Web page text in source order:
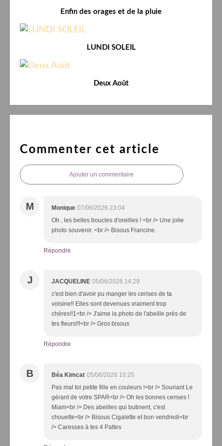
Enfin des orages et de la pluie
LUNDI SOLEIL
Deux Août
Commenter cet article
Ajouter un commentaire
M Monique 07/06/2026 23:04
Oh , les belles boucles d'oreilles ! <br /> Une jolie
photo souvenir. <br /> Bisous Francine.
Répondre
J JACQUELINE 05/06/2026 14:29
c'est bien d'avoir pu manger les cerises de ta
voisine!! Elles sont devenues vraiment trop
chères!!1<br /> J'aime la photo de l'abeille près de
tes fleurs!!!<br /> Gros bisous
Répondre
B Béa Kimcat 05/06/2026 10:25
Pas mal toi petite fille en couleurs !<br /> Souriant Le
gérant de votre SPAR<br /> Oh les bonnes cerises !
Miam<br /> Des abeilles qui butinent, c'est
chouette<br /> Bisous Cigalette et bon vendredi<br
/> Caresses à tes 4 Pattes